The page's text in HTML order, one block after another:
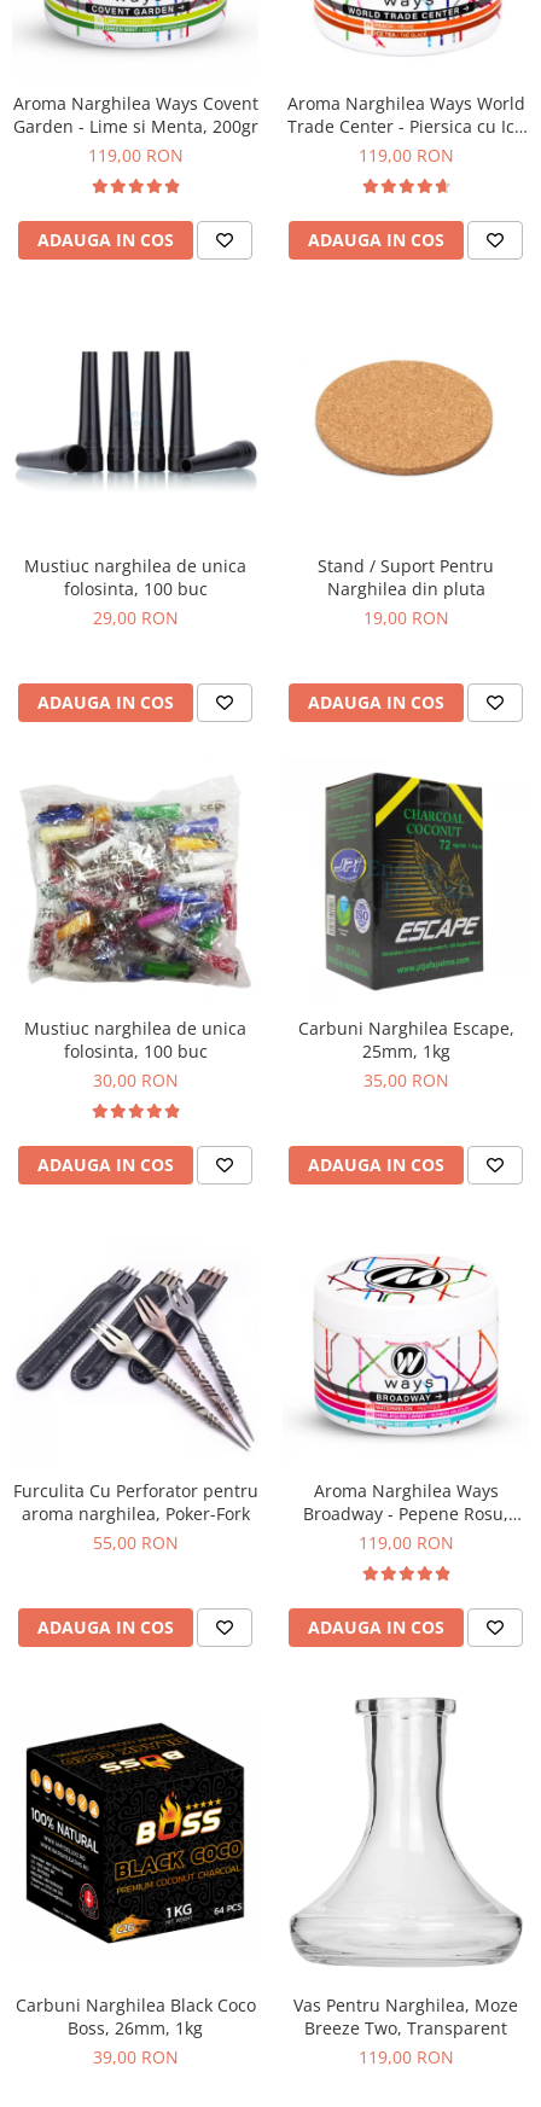
Aroma Narghilea Ways Covent
Garden - Lime si Menta, 200gr
119,00 RON
ADAUGA IN COS
Aroma Narghilea Ways World
Trade Center - Piersica cu Ice
Tea, 200gr
119,00 RON
ADAUGA IN COS
Mustiuc narghilea de unica
folosinta, 100 buc
29,00 RON
ADAUGA IN COS
Stand / Suport Pentru
Narghilea din pluta
19,00 RON
ADAUGA IN COS
Mustiuc narghilea de unica
folosinta, 100 buc
30,00 RON
ADAUGA IN COS
Carbuni Narghilea Escape,
25mm, 1kg
35,00 RON
ADAUGA IN COS
Furculita Cu Perforator pentru
aroma narghilea, Poker-Fork
55,00 RON
ADAUGA IN COS
Aroma Narghilea Ways
Broadway - Pepene Rosu,
Bomboane, Menta, 200g
119,00 RON
ADAUGA IN COS
Carbuni Narghilea Black Coco
Boss, 26mm, 1kg
39,00 RON
Vas Pentru Narghilea, Moze
Breeze Two, Transparent
119,00 RON